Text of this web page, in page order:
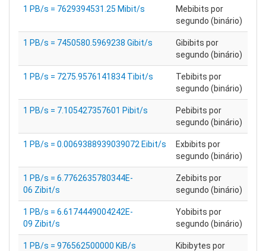
1 PB/s = 7629394531.25 Mibit/s
Mebibits por
segundo (binário)
1 PB/s = 7450580.5969238 Gibit/s
Gibibits por
segundo (binário)
1 PB/s = 7275.9576141834 Tibit/s
Tebibits por
segundo (binário)
1 PB/s = 7.105427357601 Pibit/s
Pebibits por
segundo (binário)
1 PB/s = 0.0069388939039072 Eibit/s
Exbibits por
segundo (binário)
1 PB/s = 6.7762635780344E-
06 Zibit/s
Zebibits por
segundo (binário)
1 PB/s = 6.6174449004242E-
09 Zibit/s
Yobibits por
segundo (binário)
1 PB/s = 976562500000 KiB/s
Kibibytes por